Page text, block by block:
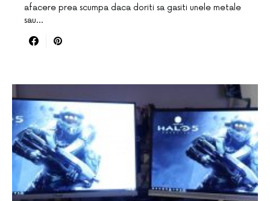
afacere prea scumpa daca doriti sa gasiti unele metale
sau…